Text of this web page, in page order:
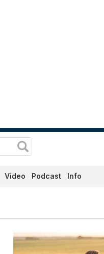
Video Podcast Info